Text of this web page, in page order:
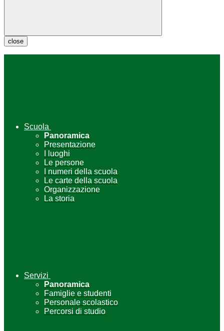
close
Scuola
Panoramica
Presentazione
I luoghi
Le persone
I numeri della scuola
Le carte della scuola
Organizzazione
La storia
Servizi
Panoramica
Famiglie e studenti
Personale scolastico
Percorsi di studio